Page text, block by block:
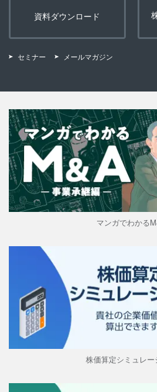
資料ダウンロード
セミナー メールマガジン
マンガでわかる
株価算定シミュレー